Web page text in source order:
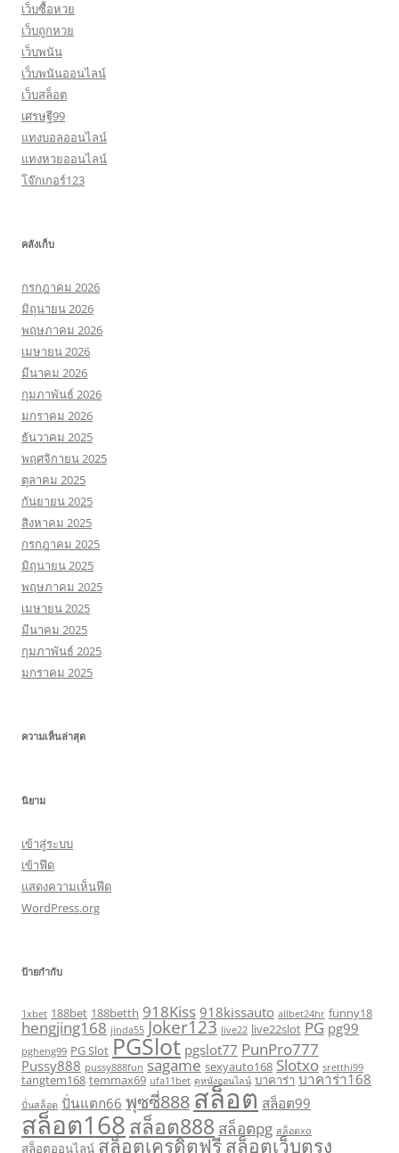
เว็บซื้อหวย
เว็บถูกหวย
เว็บพนัน
เว็บพนันออนไลน์
เว็บสล็อต
เศรษฐี99
แทงบอลออนไลน์
แทงหวยออนไลน์
โจ๊กเกอร์123
คลังเก็บ
กรกฎาคม 2026
มิถุนายน 2026
พฤษภาคม 2026
เมษายน 2026
มีนาคม 2026
กุมภาพันธ์ 2026
มกราคม 2026
ธันวาคม 2025
พฤศจิกายน 2025
ตุลาคม 2025
กันยายน 2025
สิงหาคม 2025
กรกฎาคม 2025
มิถุนายน 2025
พฤษภาคม 2025
เมษายน 2025
มีนาคม 2025
กุมภาพันธ์ 2025
มกราคม 2025
ความเห็นล่าสุด
นิยาม
เข้าสู่ระบบ
เข้าฟีด
แสดงความเห็นฟีด
WordPress.org
ป้ายกำกับ
1xbet 188bet 188betth 918Kiss918kissauto allbet24hr funny18
hengjing168 jinda55 Joker123 live22 live22slot PG pg99
pgheng99 PG Slot PGSlot pgslot77 PunPro777
Pussy888 pussy888fun sagame sexyauto168 Slotxo sretthi99
tangtem168 temmax69 ufa11bet ดูหนังออนไลน์ บาคาร่า บาคาร่า168
ปั่นสล็อต ปั่นแตก66 พุซซี่888 สล็อต สล็อต99
สล็อต168สล็อต888 สล็อตpg สล็อตxo
สล็อตออนไลน์ สล็อตเครดิตฟรีสล็อตเว็บตรง